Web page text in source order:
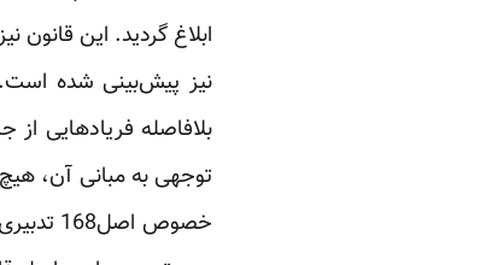
ابلاغ گردید. این
نیز پیش‌بینی شده است.
بلافاصله فریادهایی
توجهی به مبانی آن،
خصوص